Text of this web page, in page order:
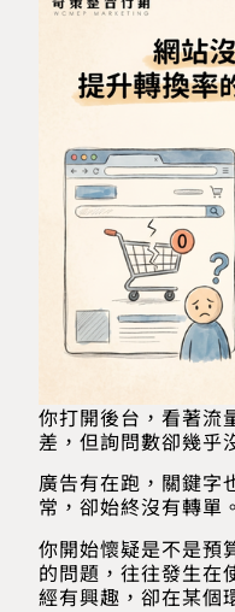
你打開後台，看著流
差，但詢問數卻幾乎
廣告有在跑，關鍵字
常，卻始終沒有轉單。
你開始懷疑是不是預
的問題，往往發生在
經有興趣，卻在某個